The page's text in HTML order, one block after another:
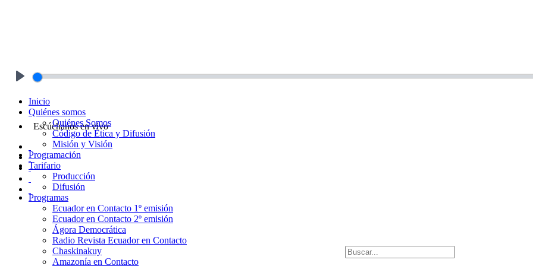
Escúchanos en vivo
Inicio
Quiénes somos
Quiénes Somos
Código de Ética y Difusión
Misión y Visión
Programación
Tarifario
Producción
Difusión
Programas
Ecuador en Contacto 1º emisión
Ecuador en Contacto 2º emisión
Ágora Democrática
Radio Revista Ecuador en Contacto
Chaskinakuy
Amazonía en Contacto